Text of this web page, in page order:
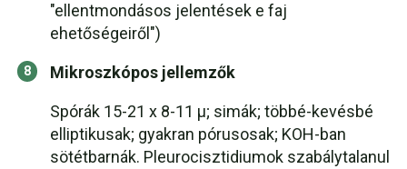
"ellentmondásos jelentések e faj
ehetőségeiről")
Mikroszkópos jellemzők
Spórák 15-21 x 8-11 µ; simák; többé-kevésbé
elliptikusak; gyakran pórusosak; KOH-ban
sötétbarnák. Pleurocisztidiumok szabálytalanul